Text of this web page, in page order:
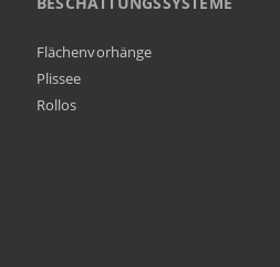
Flächenvorhänge
Plissee
Rollos